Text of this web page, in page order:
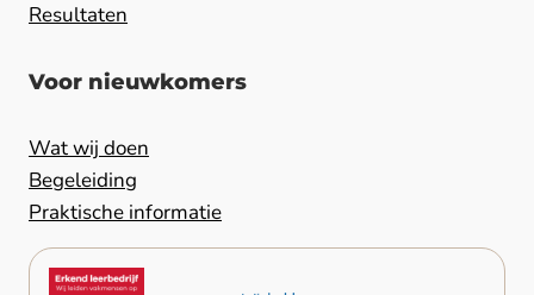
Resultaten
Voor nieuwkomers
Wat wij doen
Begeleiding
Praktische informatie